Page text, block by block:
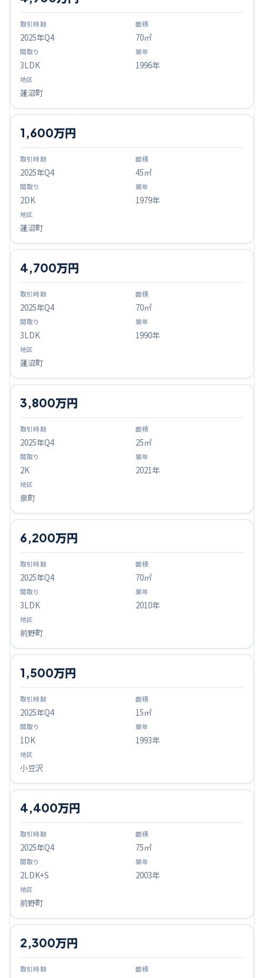
2025年Q4 70㎡
3LDK 1996年
蓮沼町
2025年Q4
1,600万円
45㎡
2DK 1979年
蓮沼町
2025年Q4
4,700万円
70㎡
3LDK 1990年
蓮沼町
2025年Q4
3,800万円
25㎡
2K 2021年
泉町
2025年Q4
6,200万円
70㎡
3LDK 2010年
前野町
2025年Q4
1,500万円
15㎡
1DK 1993年
小豆沢
2025年Q4
4,400万円
75㎡
2LDK+S 2003年
前野町
2,300万円